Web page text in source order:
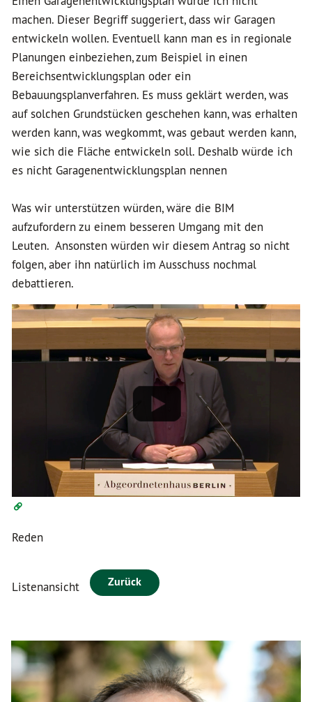
machen. Dieser Begriff suggeriert, dass wir Garagen
entwickeln wollen. Eventuell kann man es in regionale
Planungen einbeziehen, zum Beispiel in einen
Bereichsentwicklungsplan oder ein
Bebauungsplanverfahren. Es muss geklärt werden, was
auf solchen Grundstücken geschehen kann, was erhalten
werden kann, was wegkommt, was gebaut werden kann,
wie sich die Fläche entwickeln soll. Deshalb würde ich
es nicht Garagenentwicklungsplan nennen
Was wir unterstützen würden, wäre die BIM
aufzufordern zu einem besseren Umgang mit den
Leuten. Ansonsten würden wir diesem Antrag so nicht
folgen, aber ihn natürlich im Ausschuss nochmal
debattieren.
Reden
Listenansicht Zurück